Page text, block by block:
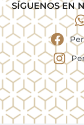
SÍGUENOS EN